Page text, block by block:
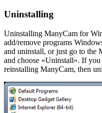
Uninstalling
Uninstalling ManyCam for
add/remove programs
and uninstall, or just go to the
and choose «Uninstall». If
reinstalling ManyCam, then